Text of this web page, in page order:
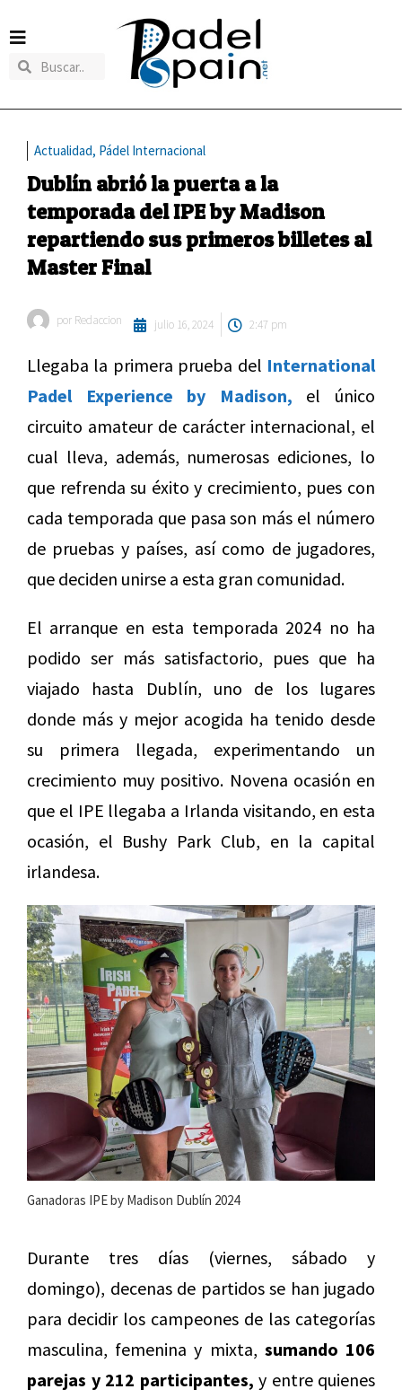
Actualidad, Pádel Internacional
Dublín abrió la puerta a la
temporada del IPE by Madison
repartiendo sus primeros billetes al
Master Final
por Redaccion julio 16, 2024 2:47 pm
Llegaba la primera prueba del International
Padel Experience by Madison, el único
circuito amateur de carácter internacional, el
cual lleva, además, numerosas ediciones, lo
que refrenda su éxito y crecimiento, pues con
cada temporada que pasa son más el número
de pruebas y países, así como de jugadores,
que deciden unirse a esta gran comunidad.
El arranque en esta temporada 2024 no ha
podido ser más satisfactorio, pues que ha
viajado hasta Dublín, uno de los lugares
donde más y mejor acogida ha tenido desde
su primera llegada, experimentando un
crecimiento muy positivo. Novena ocasión en
que el IPE llegaba a Irlanda visitando, en esta
ocasión, el Bushy Park Club, en la capital
irlandesa.
Ganadoras IPE by Madison Dublín 2024
Durante tres días (viernes, sábado y
domingo), decenas de partidos se han jugado
para decidir los campeones de las categorías
masculina, femenina y mixta, sumando 106
parejas y 212 participantes, y entre quienes